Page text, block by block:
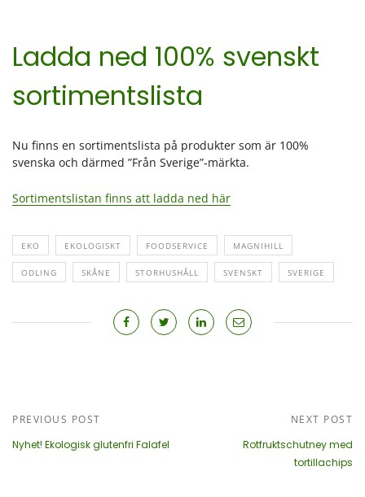
Ladda ned 100% svenskt
sortimentslista
Nu finns en sortimentslista på produkter som är 100%
svenska och därmed ”Från Sverige”-märkta.
Sortimentslistan finns att ladda ned här
EKO EKOLOGISKT FOODSERVICE MAGNIHILL
ODLING SKÅNE STORHUSHÅLL SVENSKT SVERIGE
PREVIOUS POST
Nyhet! Ekologisk glutenfri Falafel
NEXT POST
Rotfruktschutney med
tortillachips